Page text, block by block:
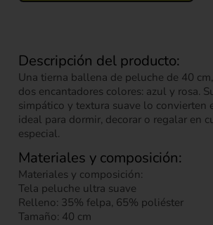
Descripción del producto:
Una tierna ballena de peluche de 40
dos encantadores colores: azul y rosa.
simpático y textura suave lo convierten
ideal para dormir, decorar o regalar en
especial.
Materiales y composición:
Materiales y composición:
Tela peluche ultra suave
Relleno: 35% felpa, 65% poliéster
Tamaño: 40 cm